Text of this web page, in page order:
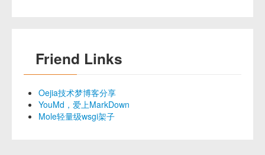
Friend Links
Oejia技术梦博客分享
YouMd，爱上MarkDown
Mole轻量级wsgi架子